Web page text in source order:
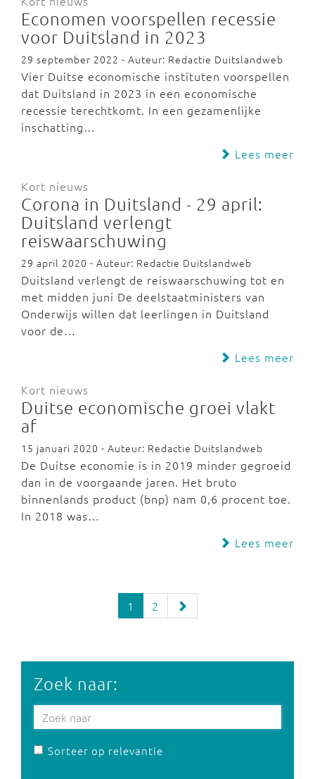
Economen voorspellen recessie
voor Duitsland in 2023
29 september 2022 - Auteur: Redactie Duitslandweb
Vier Duitse economische instituten voorspellen
dat Duitsland in 2023 in een economische
recessie terechtkomt. In een gezamenlijke
inschatting…
Lees meer
Kort nieuws
Corona in Duitsland - 29 april:
Duitsland verlengt
reiswaarschuwing
29 april 2020 - Auteur: Redactie Duitslandweb
Duitsland verlengt de reiswaarschuwing tot en
met midden juni De deelstaatministers van
Onderwijs willen dat leerlingen in Duitsland
voor de…
Lees meer
Kort nieuws
Duitse economische groei vlakt
af
15 januari 2020 - Auteur: Redactie Duitslandweb
De Duitse economie is in 2019 minder gegroeid
dan in de voorgaande jaren. Het bruto
binnenlands product (bnp) nam 0,6 procent toe.
In 2018 was…
Lees meer
1 2
Zoek naar:
Sorteer op relevantie